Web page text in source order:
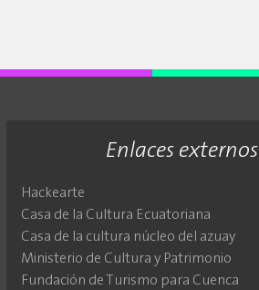
Enlaces externos
Hackearte
Casa de la Cultura Ecuatoriana
Casa de la cultura núcleo del azuay
Ministerio de Cultura y Patrimonio
Fundación de Turismo para Cuenca